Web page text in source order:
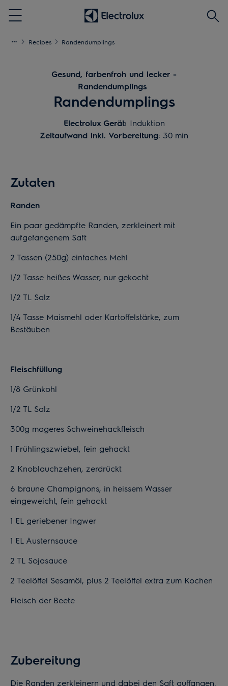
Menu
Recipes Randendumplings
Gesund, farbenfroh und lecker -
Randendumplings
Randendumplings
Electrolux Gerät: Induktion
Zeitaufwand inkl. Vorbereitung: 30 min
Zutaten
Randen
Ein paar gedämpfte Randen, zerkleinert mit
aufgefangenem Saft
2 Tassen (250g) einfaches Mehl
1/2 Tasse heißes Wasser, nur gekocht
1/2 TL Salz
1/4 Tasse Maismehl oder Kartoffelstärke, zum
Bestäuben
Fleischfüllung
1/8 Grünkohl
1/2 TL Salz
300g mageres Schweinehackfleisch
1 Frühlingszwiebel, fein gehackt
2 Knoblauchzehen, zerdrückt
6 braune Champignons, in heissem Wasser
eingeweicht, fein gehackt
1 EL geriebener Ingwer
1 EL Austernsauce
2 TL Sojasauce
2 Teelöffel Sesamöl, plus 2 Teelöffel extra zum Kochen
Fleisch der Beete
Zubereitung
Die Randen zerkleinern und dabei den Saft auffangen.